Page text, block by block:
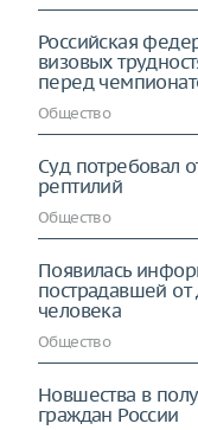
Российская
визовых
перед
Общество
Суд потребовал
рептилий
Общество
Появилась
пострадавшей
человека
Общество
Новшества в
граждан России